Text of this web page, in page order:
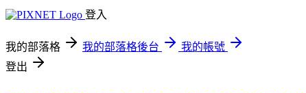
登入
我的部落格 我的部落格後台
我的帳號
登出